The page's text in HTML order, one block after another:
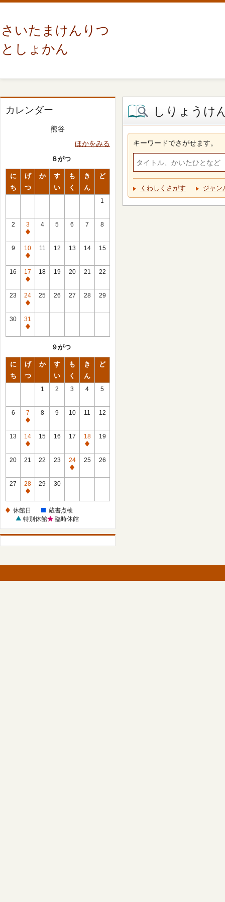
さいたまけんりつ
としょかん
カレンダー
熊谷
ほかをみる
８がつ
に
ち
げ
つ
か
す
い
も
く
き
ん
ど
1
2
3
休
館
日
4 5 6 7 8
9
10
休
館
日
11 12 13 14 15
16
17
休
館
日
18 19 20 21 22
23
24
休
館
日
25 26 27 28 29
30
31
休
９がつ
に
ち
げ
つ
か
す
い
も
く
き
ん
ど
1 2 3 4 5
6
7
休
館
日
8 9 10 11 12
13
14
休
館
15 16 17
18
休
館
19
20 21 22 23
24
休
25 26
27
28
休
日
29 30
休館日
蔵書点検
特別休館
臨時休館
しりょうけ
キーワードでさがせます。
くわしくさがす ジャン